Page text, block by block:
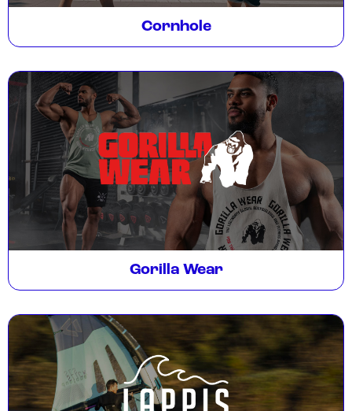
Cornhole
Gorilla Wear